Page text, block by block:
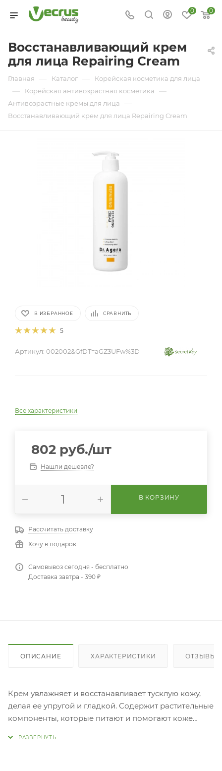
0 0
Восстанавливающий крем
для лица Repairing Cream
Главная — Каталог — Корейская косметика для лица
— Корейская антивозрастная косметика —
Антивозрастные кремы для лица —
Восстанавливающий крем для лица Repairing Cream
В ИЗБРАННОЕ СРАВНИТЬ
5
Артикул: 002002&GfDT=aGZ3UFw%3D
Все характеристики
802 руб./шт
Нашли дешевле?
В КОРЗИНУ
Рассчитать доставку
Хочу в подарок
Самовывоз сегодня - бесплатно
Доставка завтра - 390 ₽
ОПИСАНИЕ ХАРАКТЕРИСТИКИ ОТЗЫВЫ
Крем увлажняет и восстанавливает тусклую кожу,
делая ее упругой и гладкой. Содержит растительные
компоненты, которые питают и помогают коже